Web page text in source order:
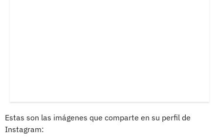
Estas son las imágenes que comparte en su perfil de
Instagram: